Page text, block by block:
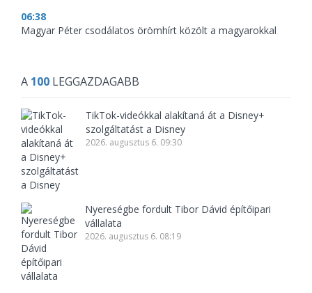
06:38
Magyar Péter csodálatos örömhírt közölt a magyarokkal
A 100 LEGGAZDAGABB
TikTok-videókkal alakítaná át a Disney+
szolgáltatást a Disney
2026. augusztus 6. 09:30
Nyereségbe fordult Tibor Dávid építőipari
vállalata
2026. augusztus 6. 08:19